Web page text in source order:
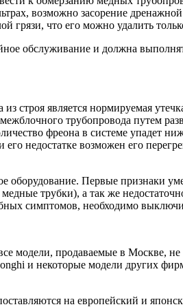
возможно засорение
грязи, что его можно удалить
обслуживание и должна
строя является нормируемая
трубопровода путем
фреона в системе упадет
недостатке возможен его
оборудование. Первые признаки
трубки), а так же
симптомов, необходимо
модели, продаваемые в Москве,
и некоторые модели других
на европейский и